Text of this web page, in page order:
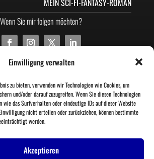
Einwilligung verwalten
zu bieten, verwenden wir Technologien wie Cookies, um
und/oder darauf zuzugreifen. Wenn Sie diesen Technologien
wie das Surfverhalten oder eindeutige IDs auf dieser Website
nicht erteilen oder zurückziehen, können bestimmte
werden.
Akzeptieren
MEIN SCI-FI-FANTASY-ROMAN
Wenn Sie mir folgen möchten?
© PIT HAMMANN